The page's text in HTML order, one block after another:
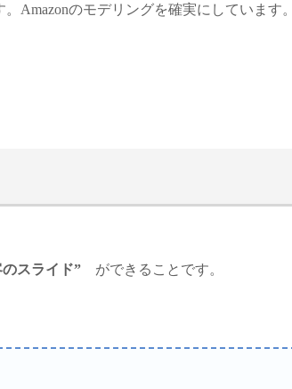
。Amazonのモデリングを確実にしています。
のスライド” ができることです。